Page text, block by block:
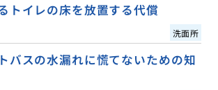
トイレの床を放置する代償
洗面所
バスの水漏れに慌てないための知